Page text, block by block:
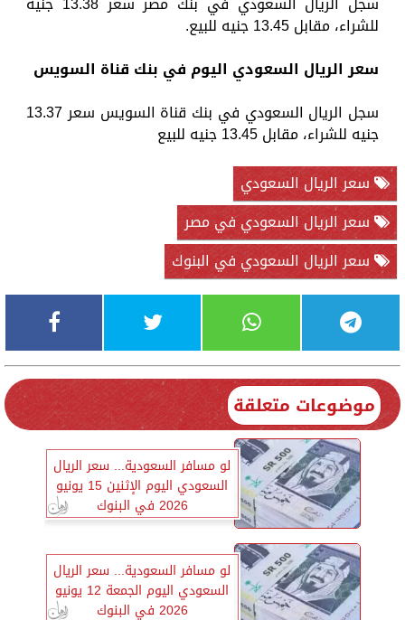
للشراء، مقابل 13.45 جنيه للبيع.
سعر الريال السعودي اليوم في بنك قناة السويس
سجل الريال السعودي في بنك قناة السويس سعر 13.37
جنيه للشراء، مقابل 13.45 جنيه للبيع
سعر الريال السعودي
سعر الريال السعودي في مصر
سعر الريال السعودي في البنوك
موضوعات متعلقة
لو مسافر السعودية... سعر الريال
السعودي اليوم الإثنين 15 يونيو
2026 في البنوك
لو مسافر السعودية... سعر الريال
السعودي اليوم الجمعة 12 يونيو
2026 في البنوك